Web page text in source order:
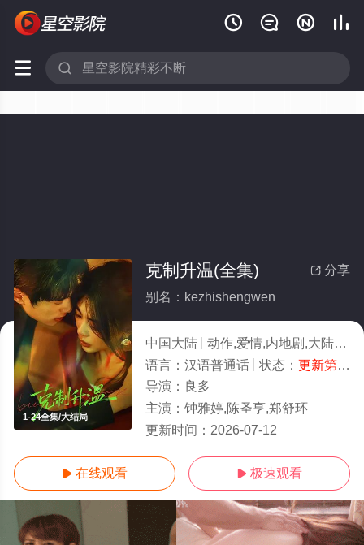
   
 
1-24全集/大结局
 分享
克制升温(全集)
别名：kezhishengwen
中国大陆 动作,爱情,内地剧,大陆剧
语言： 汉语普通话 状态： 更新第24集
导演： 良多
主演： 钟雅婷,陈圣亨,郑舒环
更新时间： 2026-07-12
 在线观看  极速观看